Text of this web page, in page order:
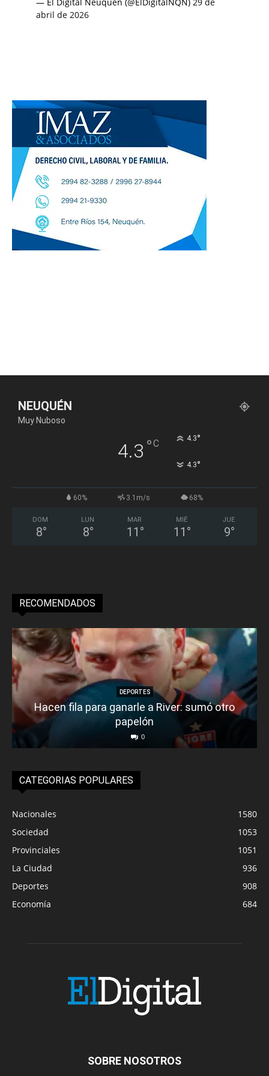
abril de 2026
NEUQUÉN
Muy Nuboso
4.3 °C 4.3°
4.3°
60% 3.1m/s 68%
DOM
8°
LUN
8°
MAR
11 °
MIÉ
11 °
JUE
9°
RECOMENDADOS
DEPORTES
Hacen fila para ganarle a River: sumó otro
papelón
0
CATEGORIAS POPULARES
Nacionales
1580
Sociedad
1053
Provinciales
1051
La Ciudad
936
Deportes
908
Economía
684
SOBRE NOSOTROS